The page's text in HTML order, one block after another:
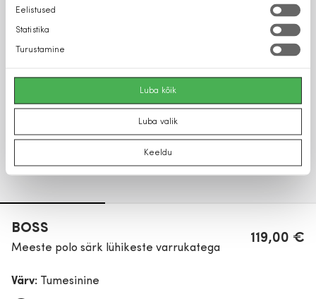
valik
Eelistused
Statistika
Turustamine
Luba kõik
Luba valik
Keeldu
BOSS
Meeste polo särk lühikeste varrukatega
119,00 €
Värv: Tumesinine